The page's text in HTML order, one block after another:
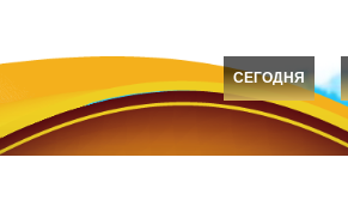
СЕГОДНЯ